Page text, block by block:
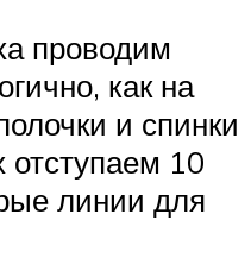
проводим
как на
и спинки
отступаем 10
линии для